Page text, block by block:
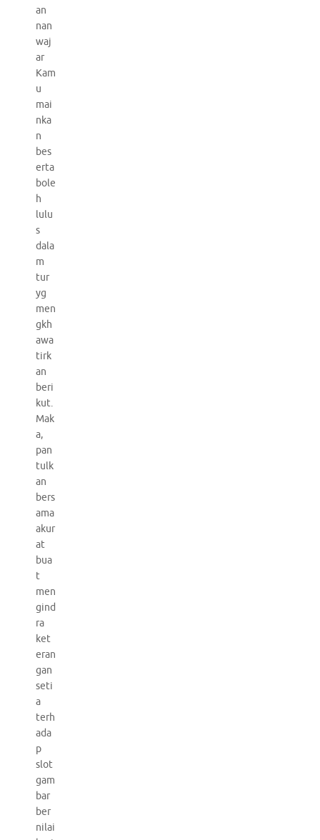
an
nan
waj
ar
Kam
u
mai
nka
n
bes
erta
bole
h
lulu
s
dala
m
tur
yg
men
gkh
awa
tirk
an
beri
kut.
Mak
a,
pan
tulk
an
bers
ama
akur
at
bua
t
men
gind
ra
ket
eran
gan
seti
a
terh
ada
p
slot
gam
bar
ber
nilai